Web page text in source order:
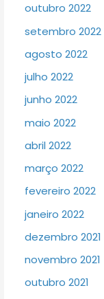
outubro 2022
setembro 2022
agosto 2022
julho 2022
junho 2022
maio 2022
abril 2022
março 2022
fevereiro 2022
janeiro 2022
dezembro 2021
novembro 2021
outubro 2021